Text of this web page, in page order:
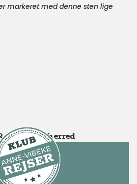
markeret med denne sten lige
- Odsherred